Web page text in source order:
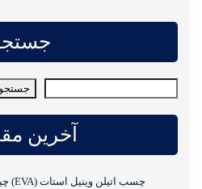
جستجو
آخرین
چسب اتیلن وینیل استات (EVA) چیست؟